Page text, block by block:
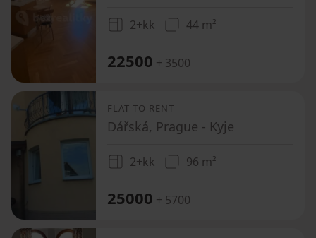
2+kk 44 m²
22500 + 3500
FLAT TO RENT
Dářská, Prague - Kyje
2+kk 96 m²
25000 + 5700